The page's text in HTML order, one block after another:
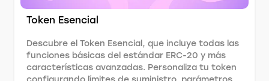
Token Esencial
Descubre el Token Esencial, que incluye todas las
funciones básicas del estándar ERC-20 y más
características avanzadas. Personaliza tu token